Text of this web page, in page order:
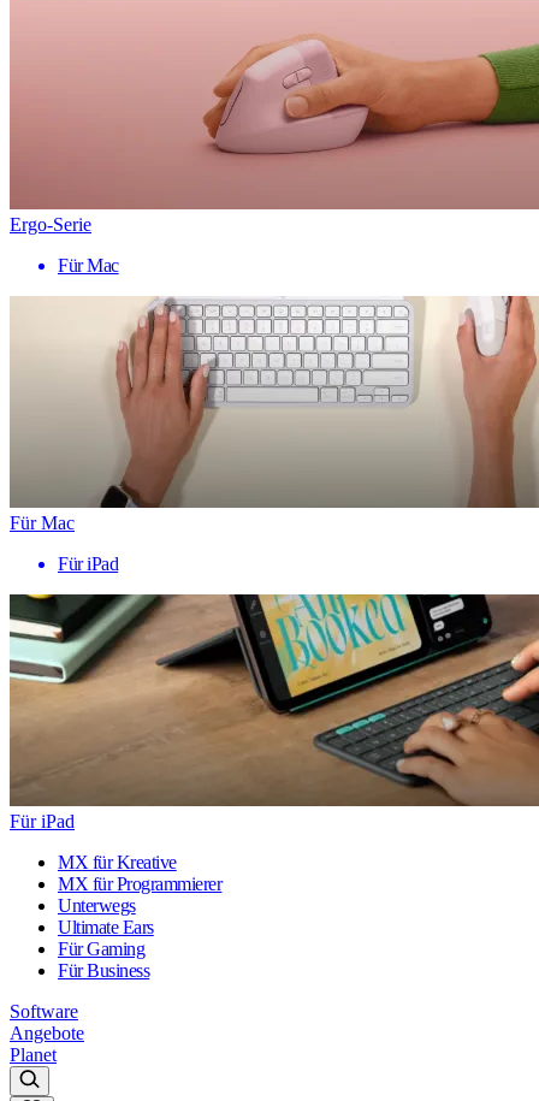
Ergo-Serie
Für Mac
Für Mac
Für iPad
Für iPad
MX für Kreative
MX für Programmierer
Unterwegs
Ultimate Ears
Für Gaming
Für Business
Software
Angebote
Planet